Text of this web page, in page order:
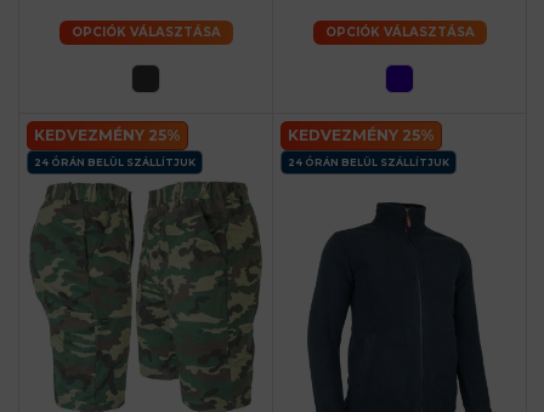
OPCIÓK VÁLASZTÁSA OPCIÓK VÁLASZTÁSA
KEDVEZMÉNY 25%
24 ÓRÁN BELÜL SZÁLLÍTJUK
KEDVEZMÉNY 25%
24 ÓRÁN BELÜL SZÁLLÍTJUK